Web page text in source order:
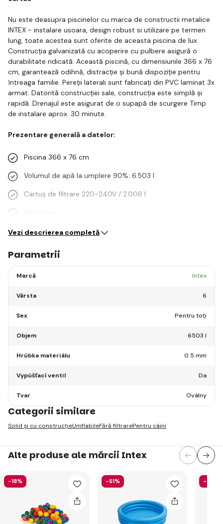
Nu este deasupra piscinelor cu marca de constructii metalice
INTEX - instalare usoara, design robust si utilizare pe termen
lung, toate acestea sunt oferite de aceasta piscina de lux.
Construcția galvanizată cu acoperire cu pulbere asigură o
durabilitate ridicată. Această piscină, cu dimensiunile 366 x 76
cm, garantează odihnă, distracție și bună dispoziție pentru
întreaga familie. Pereții laterali sunt fabricați din PVC laminat 3x
armat. Datorită construcției sale, construcția este simplă și
rapidă. Drenajul este asigurat de o supapă de scurgere Timp
de instalare aprox. 30 minute.
Prezentare generală a datelor:
Piscina 366 x 76 cm
Volumul de apă la umplere 90%: 6.503 l
Cartuș de filtrare 220-240V / 2.006 l
Grosimea…
Vezi descrierea completă
Parametrii
Marcă Intex
Vârsta 6
Sex Pentru toți
Objem 6503 l
Hrúbka materiálu 0.5 mm
Vypúšťací ventil Da
Tvar Oválny
Categorii similare
Solid și cu construcțieUmflabileFără filtrarePentru câini
Alte produse ale mărcii Intex
-18% -51% -40%